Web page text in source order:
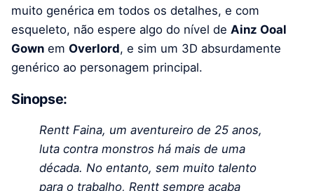
muito genérica em todos os detalhes, e com
esqueleto, não espere algo do nível de Ainz Ooal
Gown em Overlord, e sim um 3D absurdamente
genérico ao personagem principal.
Sinopse:
Rentt Faina, um aventureiro de 25 anos,
luta contra monstros há mais de uma
década. No entanto, sem muito talento
para o trabalho, Rentt sempre acaba